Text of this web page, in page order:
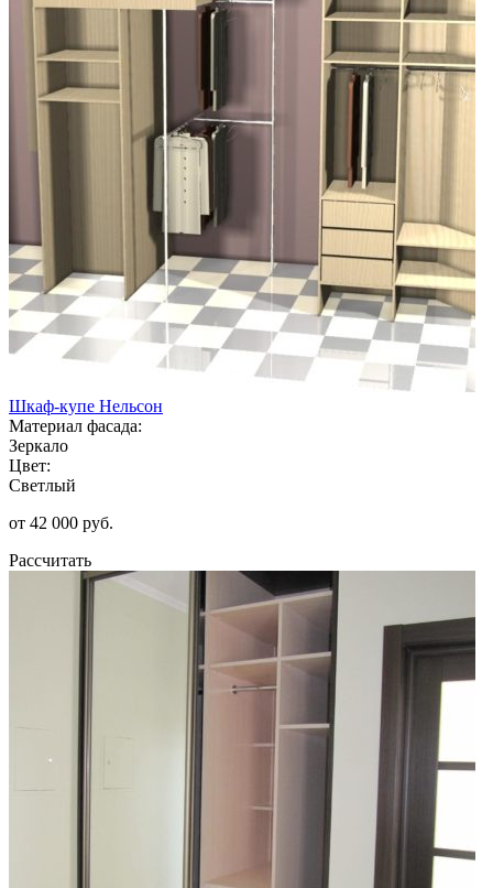
Шкаф-купе Нельсон
Материал фасада:
Зеркало
Цвет:
Светлый
от 42 000 руб.
Рассчитать